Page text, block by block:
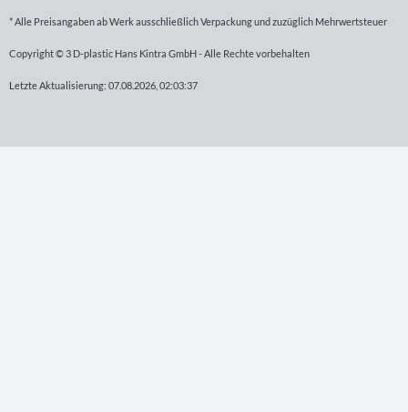
* Alle Preisangaben ab Werk ausschließlich Verpackung und zuzüglich Mehrwertsteuer
Copyright © 3 D-plastic Hans Kintra GmbH - Alle Rechte vorbehalten
Letzte Aktualisierung: 07.08.2026, 02:03:37